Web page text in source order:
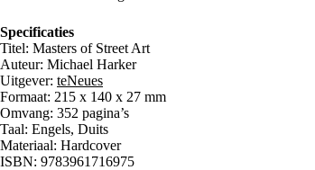
Specificaties
Titel: Masters of Street Art
Auteur: Michael Harker
Uitgever: teNeues
Formaat: 215 x 140 x 27 mm
Omvang: 352 pagina’s
Taal: Engels, Duits
Materiaal: Hardcover
ISBN: 9783961716975